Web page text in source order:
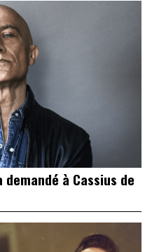
à Cassius de